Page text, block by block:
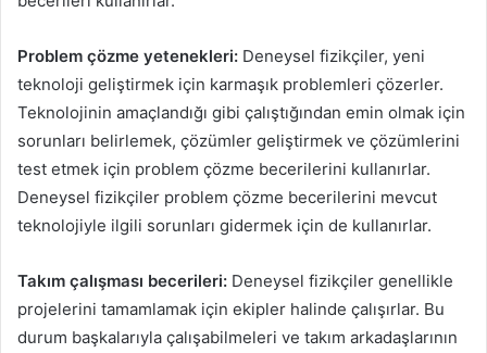
Problem çözme yetenekleri: Deneysel fizikçiler, yeni
teknoloji geliştirmek için karmaşık problemleri çözerler.
Teknolojinin amaçlandığı gibi çalıştığından emin olmak için
sorunları belirlemek, çözümler geliştirmek ve çözümlerini
test etmek için problem çözme becerilerini kullanırlar.
Deneysel fizikçiler problem çözme becerilerini mevcut
teknolojiyle ilgili sorunları gidermek için de kullanırlar.
Takım çalışması becerileri: Deneysel fizikçiler genellikle
projelerini tamamlamak için ekipler halinde çalışırlar. Bu
durum başkalarıyla çalışabilmeleri ve takım arkadaşlarının